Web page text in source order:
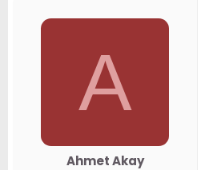
A
Ahmet Akay